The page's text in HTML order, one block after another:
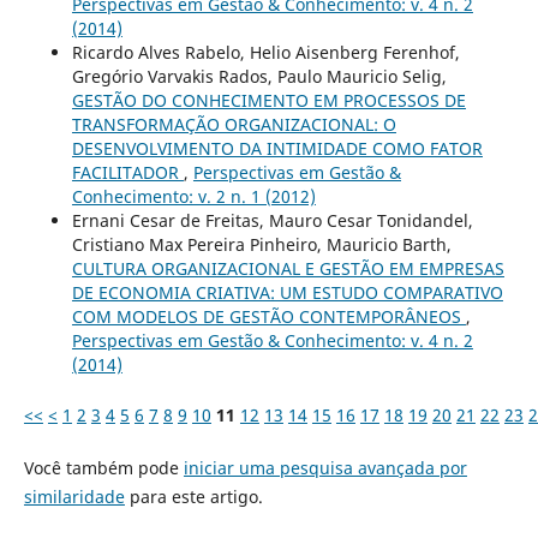
(2014)
Ricardo Alves Rabelo, Helio Aisenberg Ferenhof,
Gregório Varvakis Rados, Paulo Mauricio Selig,
GESTÃO DO CONHECIMENTO EM PROCESSOS DE
TRANSFORMAÇÃO ORGANIZACIONAL: O
DESENVOLVIMENTO DA INTIMIDADE COMO FATOR
FACILITADOR , Perspectivas em Gestão &
Conhecimento: v. 2 n. 1 (2012)
Ernani Cesar de Freitas, Mauro Cesar Tonidandel,
Cristiano Max Pereira Pinheiro, Mauricio Barth,
CULTURA ORGANIZACIONAL E GESTÃO EM EMPRESAS
DE ECONOMIA CRIATIVA: UM ESTUDO COMPARATIVO
COM MODELOS DE GESTÃO CONTEMPORÂNEOS ,
Perspectivas em Gestão & Conhecimento: v. 4 n. 2
(2014)
<< < 1 2 3 4 5 6 7 8 9 10 11 12 13 14 15 16 17 18 19 20 21 22 23
Você também pode iniciar uma pesquisa avançada por
similaridadepara este artigo.